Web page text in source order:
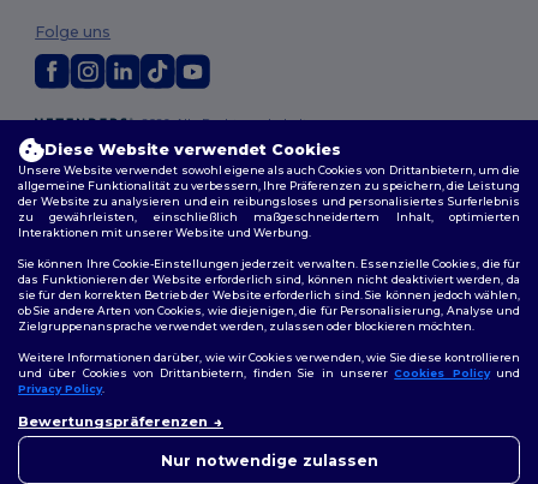
2026. Alle Rechte vorbehalten
Allgemeine Geschäftsbedingungen|Personalisierungsrichtlinien
Datenschutzbestimmungen | Cookie-Richtlinie | Site Map
Folge uns
Diese Website verwendet Cookies
Unsere Website verwendet sowohl eigene als auch Cookies von Drittanbietern, um die
allgemeine Funktionalität zu verbessern, Ihre Präferenzen zu speichern, die Leistung
der Website zu analysieren und ein reibungsloses und personalisiertes Surferlebnis
zu gewährleisten, einschließlich maßgeschneidertem Inhalt, optimierten
Interaktionen mit unserer Website und Werbung.
Sie können Ihre Cookie-Einstellungen jederzeit verwalten. Essenzielle Cookies, die für
das Funktionieren der Website erforderlich sind, können nicht deaktiviert werden, da
sie für den korrekten Betrieb der Website erforderlich sind. Sie können jedoch wählen,
ob Sie andere Arten von Cookies, wie diejenigen, die für Personalisierung, Analyse und
Zielgruppenansprache verwendet werden, zulassen oder blockieren möchten.
Weitere Informationen darüber, wie wir Cookies verwenden, wie Sie diese kontrollieren
und über Cookies von Drittanbietern, finden Sie in unsererCookies Policyund
Privacy Policy.
Bewertungspräferenzen
Nur notwendige zulassen
uns jederzeit kontaktieren.